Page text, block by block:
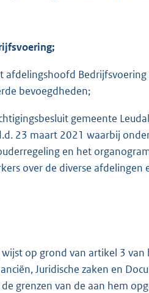
bevoegdheden;
gemeente
23 maart 2021 waarbij
en het
over de diverse afdelingen
op grond van artikel 3
Juridische zaken en
grenzen van de aan hem